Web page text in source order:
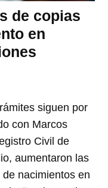
de copias
en
siguen por
con Marcos
Civil de
aumentaron las
nacimientos en